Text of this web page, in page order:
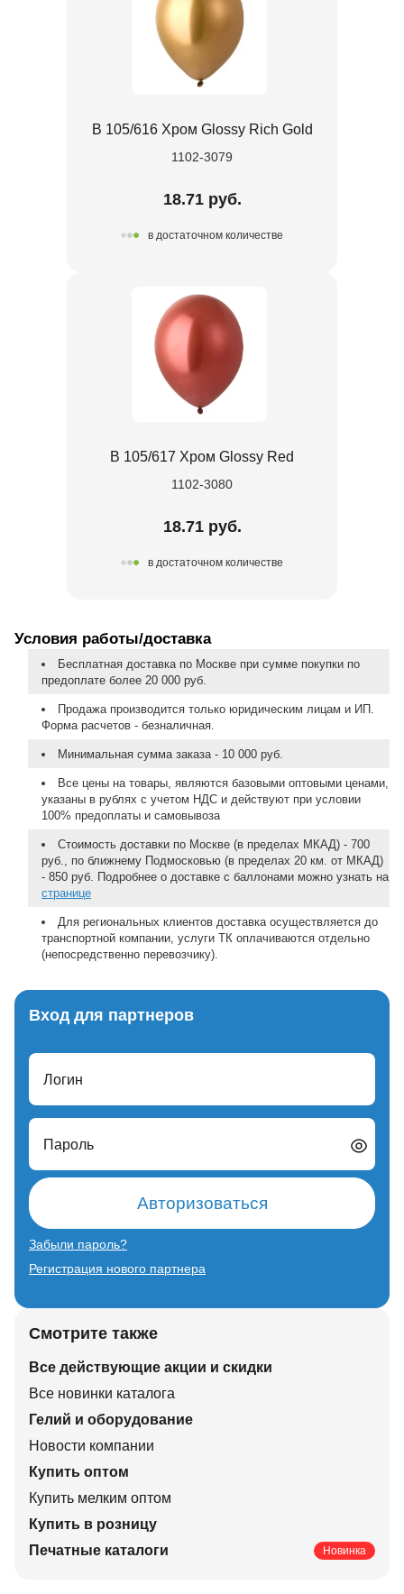
В 105/616 Хром Glossy Rich Gold
1102-3079
18.71 руб.
в достаточном количестве
В 105/617 Хром Glossy Red
1102-3080
18.71 руб.
в достаточном количестве
Условия работы/доставка
Бесплатная доставка по Москве при сумме покупки по
предоплате более 20 000 руб.
Продажа производится только юридическим лицам и ИП.
Форма расчетов - безналичная.
Минимальная сумма заказа - 10 000 руб.
Все цены на товары, являются базовыми оптовыми ценами,
указаны в рублях с учетом НДС и действуют при условии
100% предоплаты и самовывоза
Стоимость доставки по Москве (в пределах МКАД) - 700
руб., по ближнему Подмосковью (в пределах 20 км. от МКАД)
- 850 руб. Подробнее о доставке с баллонами можно узнать на
странице
Для региональных клиентов доставка осуществляется до
транспортной компании, услуги ТК оплачиваются отдельно
(непосредственно перевозчику).
Вход для партнеров
Логин
Пароль
Авторизоваться
Забыли пароль?
Регистрация нового партнера
Смотрите также
Все действующие акции и скидки
Все новинки каталога
Гелий и оборудование
Новости компании
Купить оптом
Купить мелким оптом
Купить в розницу
Печатные каталоги
Новинка